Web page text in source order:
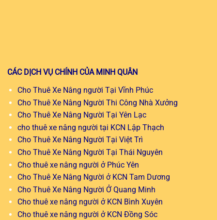
CÁC DỊCH VỤ CHÍNH CỦA MINH QUÂN
Cho Thuê Xe Nâng người Tại Vĩnh Phúc
Cho Thuê Xe Nâng Người Thi Công Nhà Xưởng
Cho Thuê Xe Nâng Người Tại Yên Lạc
cho thuê xe nâng người tại KCN Lập Thạch
Cho Thuê Xe Nâng Người Tại Việt Trì
Cho Thuê Xe Nâng Người Tại Thái Nguyên
Cho thuê xe nâng người ở Phúc Yên
Cho Thuê Xe Nâng Người ở KCN Tam Dương
Cho Thuê Xe Nâng Người Ở Quang Minh
Cho thuê xe nâng người ở KCN Bình Xuyên
Cho thuê xe nâng người ở KCN Đồng Sóc